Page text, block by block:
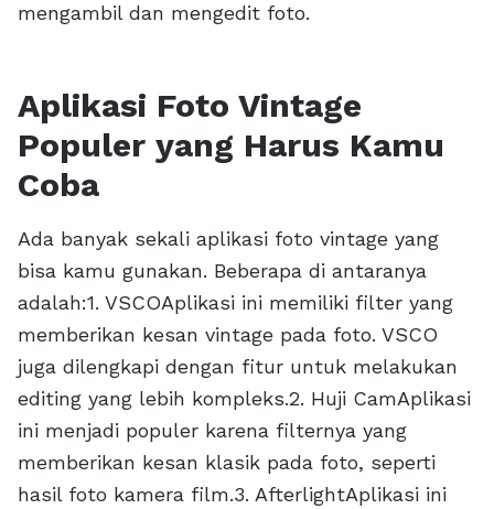
mengambil dan mengedit foto.
Aplikasi Foto Vintage
Populer yang Harus Kamu
Coba
Ada banyak sekali aplikasi foto vintage yang
bisa kamu gunakan. Beberapa di antaranya
adalah:1. VSCOAplikasi ini memiliki filter yang
memberikan kesan vintage pada foto. VSCO
juga dilengkapi dengan fitur untuk melakukan
editing yang lebih kompleks.2. Huji CamAplikasi
ini menjadi populer karena filternya yang
memberikan kesan klasik pada foto, seperti
hasil foto kamera film.3. AfterlightAplikasi ini